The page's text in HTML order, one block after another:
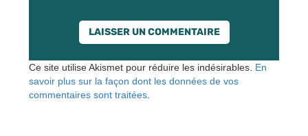
Ce site utilise Akismet pour réduire les indésirables. En
savoir plus sur la façon dont les données de vos
commentaires sont traitées